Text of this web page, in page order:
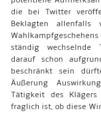
die bei Twitter
Beklagten allenfalls
ständig wechselnde
darauf schon
beschränkt sein
Äußerung
Tätigkeit des
fraglich ist, ob diese